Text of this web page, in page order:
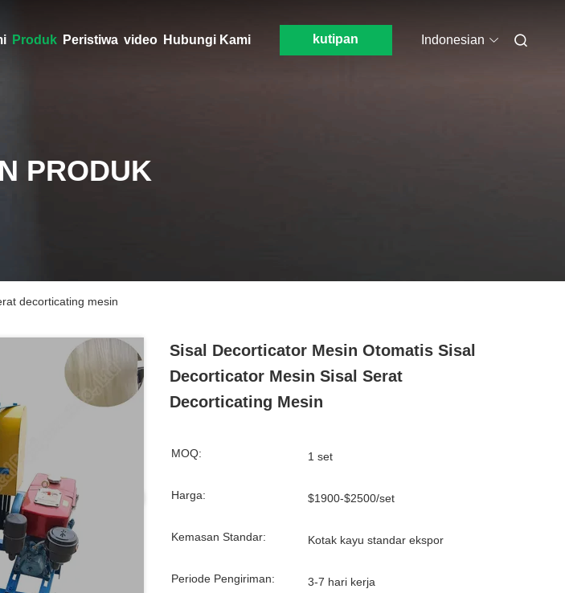
Produk Peristiwa video Hubungi Kami kutipan Indonesian
PRODUK
decorticating mesin
Sisal Decorticator Mesin Otomatis Sisal
Decorticator Mesin Sisal Serat
Decorticating Mesin
MOQ: 1 set
Harga: $1900-$2500/set
Kemasan Standar: Kotak kayu standar ekspor
Periode Pengiriman: 3-7 hari kerja